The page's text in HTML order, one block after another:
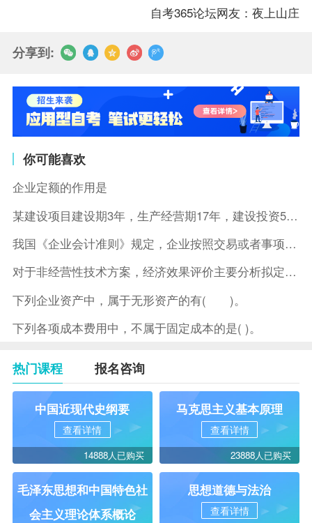
自考365论坛网友：夜上山庄
分享到:
你可能喜欢
企业定额的作用是
某建设项目建设期3年，生产经营期17年，建设投资5500万元
我国《企业会计准则》规定，企业按照交易或者事项的经济特征确定
对于非经营性技术方案，经济效果评价主要分析拟定方案的( )。
下列企业资产中，属于无形资产的有( )。
下列各项成本费用中，不属于固定成本的是( )。
热门课程 报名咨询
中国近现代史纲要
查看详情
14888人已购买
马克思主义基本原理
查看详情
23888人已购买
毛泽东思想和中国特色社
会主义理论体系概论
思想道德与法治
查看详情